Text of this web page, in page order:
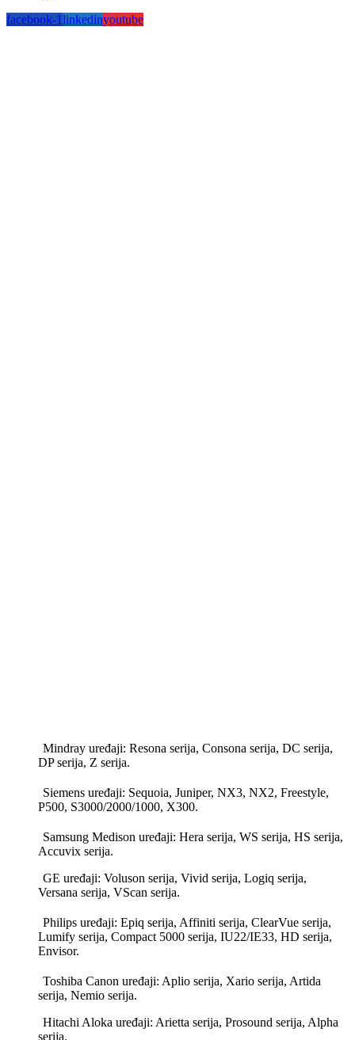
facebook-1linkedinyoutube
Mindray uređaji: Resona serija, Consona serija, DC serija,
DP serija, Z serija.
Siemens uređaji: Sequoia, Juniper, NX3, NX2, Freestyle,
P500, S3000/2000/1000, X300.
Samsung Medison uređaji: Hera serija, WS serija, HS serija,
Accuvix serija.
GE uređaji: Voluson serija, Vivid serija, Logiq serija,
Versana serija, VScan serija.
Philips uređaji: Epiq serija, Affiniti serija, ClearVue serija,
Lumify serija, Compact 5000 serija, IU22/IE33, HD serija,
Envisor.
Toshiba Canon uređaji: Aplio serija, Xario serija, Artida
serija, Nemio serija.
Hitachi Aloka uređaji: Arietta serija, Prosound serija, Alpha
serija.